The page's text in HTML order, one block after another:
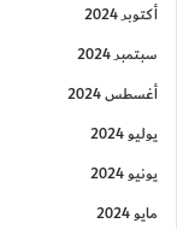
أكتوبر 2024
سبتمبر 2024
أغسطس 2024
يوليو 2024
يونيو 2024
مايو 2024